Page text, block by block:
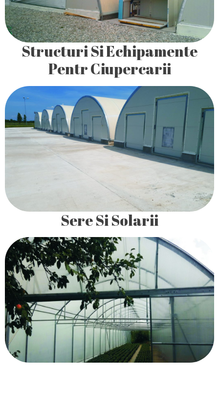
Structuri Si Echipamente
Pentr Ciupercarii
Echipa noastra a dezvoltat o serie de echipamente
tehnologice necesare atât în cultivarea ciupercilor Pleurotus
cât si a ciupercilor Agaricus
Sere Si Solarii
Asamblare foarte uşoară si rapidă a elementelor de
structură, prin îmbinări de tip bucşă / ştift, nu necesită
suduri, se utilizează foarte puţine şuruburi